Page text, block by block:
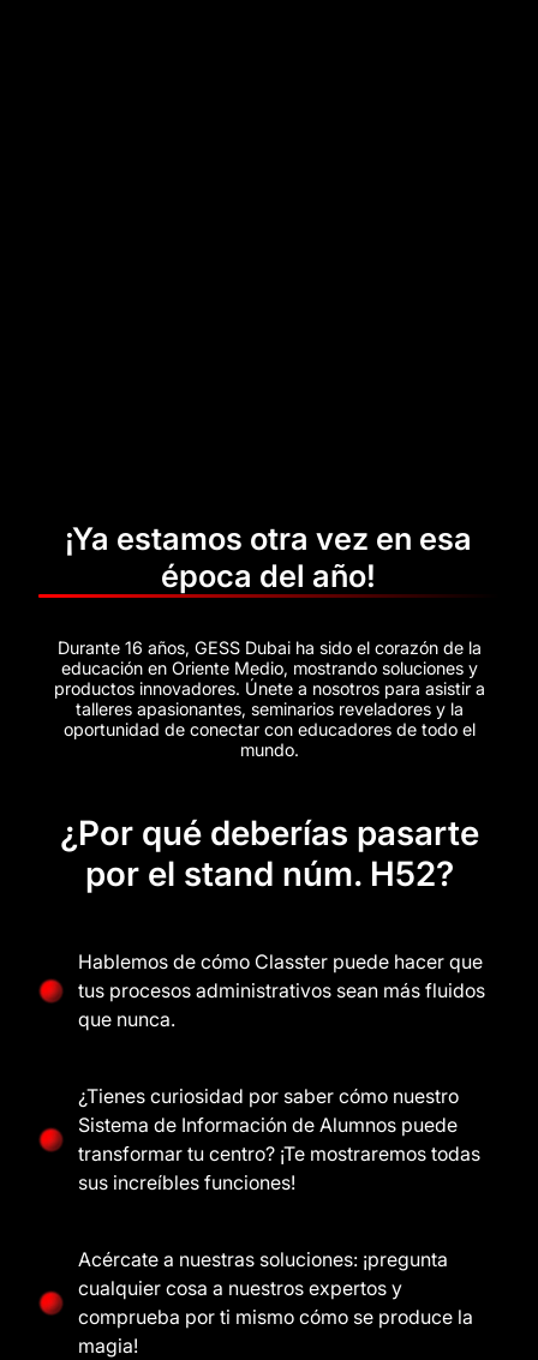
¡Ya estamos otra vez en esa
época del año!
Durante 16 años, GESS Dubai ha sido el corazón de la
educación en Oriente Medio, mostrando soluciones y
productos innovadores. Únete a nosotros para asistir a
talleres apasionantes, seminarios reveladores y la
oportunidad de conectar con educadores de todo el
mundo.
¿Por qué deberías pasarte
por el stand núm. H52?
Hablemos de cómo Classter puede hacer que
tus procesos administrativos sean más fluidos
que nunca.
¿Tienes curiosidad por saber cómo nuestro
Sistema de Información de Alumnos puede
transformar tu centro? ¡Te mostraremos todas
sus increíbles funciones!
Acércate a nuestras soluciones: ¡pregunta
cualquier cosa a nuestros expertos y
comprueba por ti mismo cómo se produce la
magia!